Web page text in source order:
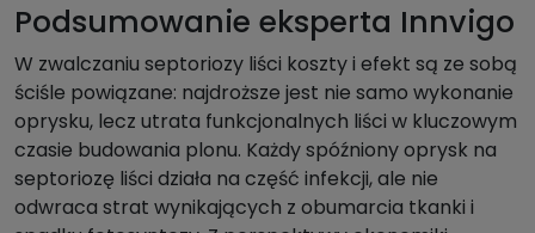
Podsumowanie eksperta Innvigo
W zwalczaniu septoriozy liści koszty i efekt są ze sobą
ściśle powiązane: najdroższe jest nie samo wykonanie
oprysku, lecz utrata funkcjonalnych liści w kluczowym
czasie budowania plonu. Każdy spóźniony oprysk na
septoriozę liści działa na część infekcji, ale nie
odwraca strat wynikających z obumarcia tkanki i